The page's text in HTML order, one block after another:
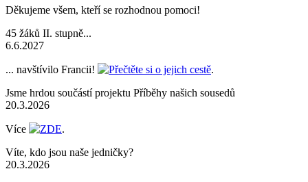
Děkujeme všem, kteří se rozhodnou pomoci!
45 žáků II. stupně...
6.6.2027
... navštívilo Francii! Přečtěte si o jejich cestě.
Jsme hrdou součástí projektu Příběhy našich sousedů
20.3.2026
Více ZDE.
Víte, kdo jsou naše jedničky?
20.3.2026